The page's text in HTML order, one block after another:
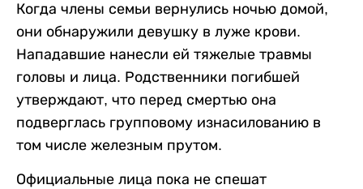
Когда члены семьи вернулись ночью домой,
они обнаружили девушку в луже крови.
Нападавшие нанесли ей тяжелые травмы
головы и лица. Родственники погибшей
утверждают, что перед смертью она
подверглась групповому изнасилованию в
том числе железным прутом.
Официальные лица пока не спешат